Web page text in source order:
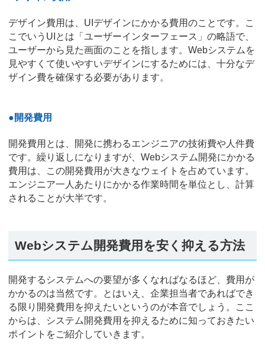
デザイン費用は、UIデザインにかかる費用のことです。こ
こでいうUIとは「ユーザーインターフェース」の略語で、
ユーザーから見た画面のことを指します。Webシステムを
見やすくて使いやすいデザインにするためには、十分なデ
ザイン費を確保する必要があります。
●開発費用
開発費用とは、開発に携わるエンジニアの技術費や人件費
です。繰り返しになりますが、Webシステム開発にかかる
費用は、この開発費用が大きなウェイトを占めています。
エンジニア一人あたりにかかる作業時間を単位とし、計算
されることが大半です。
Webシステム開発費用を安く抑える方法
開発するシステムへの要望が多くなればなるほど、費用が
かかるのは当然です。とはいえ、企業担当者であればでき
る限り開発費用を抑えたいというのが本音でしょう。ここ
からは、システム開発費用を抑えるために知っておきたい
ポイントをご紹介していきます。